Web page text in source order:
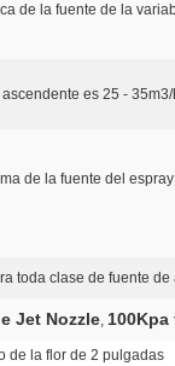
de la fuente de la
es 25 - 35m3/
de la fuente del
toda clase de fuente
Jet Nozzle,
de la flor de 2 pulgadas